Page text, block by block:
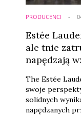
PRODUCENCI
Estée
ale tnie
napędzają
The Estée
swoje
solidnych
napędzanych